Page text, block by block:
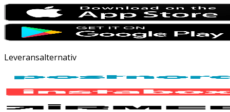
Leveransalternativ